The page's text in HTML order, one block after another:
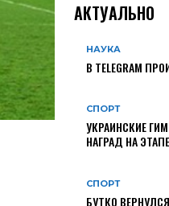
АКТУАЛЬНО
НАУКА
В TELEGRAM
СПОРТ
УКРАИНСКИЕ
НАГРАД НА
СПОРТ
БУТКО